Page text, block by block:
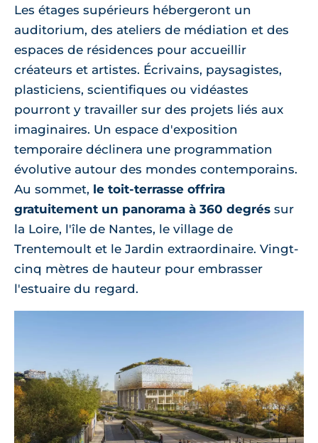
Les étages supérieurs hébergeront un
auditorium, des ateliers de médiation et des
espaces de résidences pour accueillir
créateurs et artistes. Écrivains, paysagistes,
plasticiens, scientifiques ou vidéastes
pourront y travailler sur des projets liés aux
imaginaires. Un espace d'exposition
temporaire déclinera une programmation
évolutive autour des mondes contemporains.
Au sommet, le toit-terrasse offrira
gratuitement un panorama à 360 degrés sur
la Loire, l'île de Nantes, le village de
Trentemoult et le Jardin extraordinaire. Vingt-
cinq mètres de hauteur pour embrasser
l'estuaire du regard.